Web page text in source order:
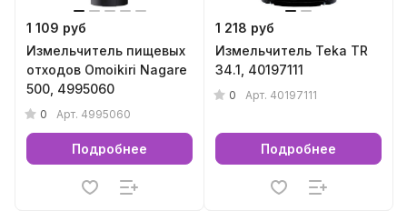
1 109 руб
Измельчитель пищевых
отходов Omoikiri Nagare
500, 4995060
0 Арт. 4995060
Подробнее
1 218 руб
Измельчитель Teka TR
34.1, 40197111
0 Арт. 40197111
Подробнее